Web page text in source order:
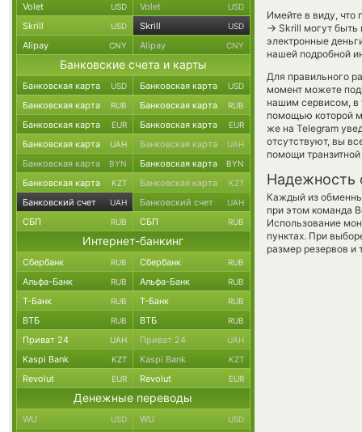
Имейте в виду, что
→ Skrill могут быть
электронные
нашей подробной
Для правильного
момент можете
нашим сервисом, в
помощью которой
же на Telegram
отсутствуют, вы
помощи
Надежность
Каждый из
при этом команда
Использование
пунктах. При
размер резервов и
Volet USD Volet USD
Skrill USD Skrill USD
Alipay CNY Alipay CNY
Банковские счета и карты
Банковская карта USD Банковская карта USD
Банковская карта RUB Банковская карта RUB
Банковская карта EUR Банковская карта EUR
Банковская карта UAH Банковская карта UAH
Банковская карта BYN Банковская карта BYN
Банковская карта KZT Банковская карта KZT
Банковский счет UAH Банковский счет UAH
СБП RUB СБП RUB
Интернет-банкинг
Сбербанк RUB Сбербанк RUB
Альфа-Банк RUB Альфа-Банк RUB
Т-Банк RUB Т-Банк RUB
ВТБ RUB ВТБ RUB
Приват 24 UAH Приват 24 UAH
Kaspi Bank KZT Kaspi Bank KZT
Revolut EUR Revolut EUR
Денежные переводы
WU USD WU USD